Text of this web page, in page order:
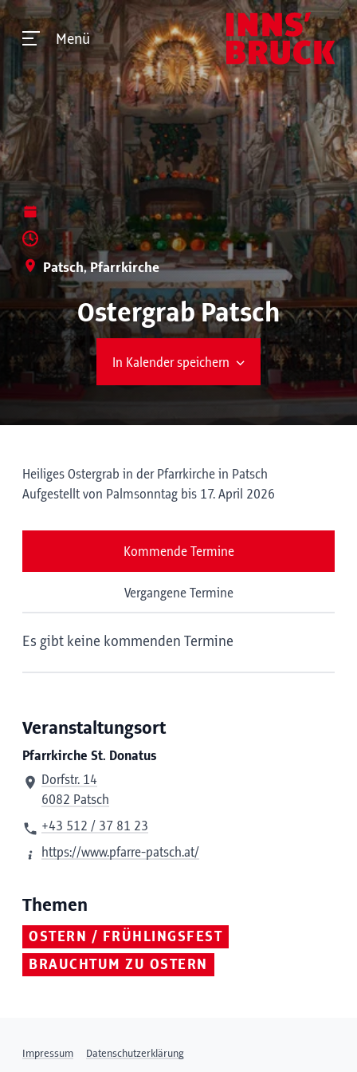
Menü
Patsch, Pfarrkirche
Ostergrab Patsch
In Kalender speichern
Heiliges Ostergrab in der Pfarrkirche in Patsch
Aufgestellt von Palmsonntag bis 17. April 2026
Kommende Termine
Vergangene Termine
Es gibt keine kommenden Termine
Veranstaltungsort
Pfarrkirche St. Donatus
Dorfstr. 14
6082 Patsch
+43 512 / 37 81 23
https://www.pfarre-patsch.at/
Themen
OSTERN / FRÜHLINGSFEST
BRAUCHTUM ZU OSTERN
Impressum Datenschutzerklärung